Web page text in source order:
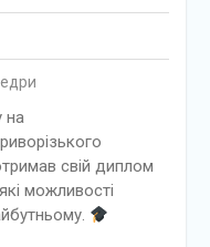
на
свій диплом
можливості